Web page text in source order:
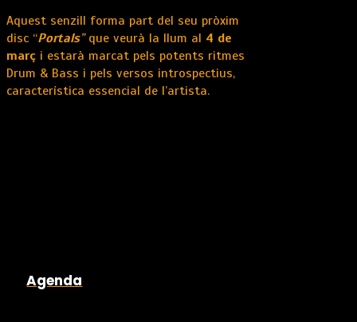
Aquest senzill forma part del seu pròxim
disc “Portals”que veurà la llum al 4 de
març i estarà marcat pels potents ritmes
Drum & Bass i pels versos introspectius,
característica essencial de l’artista.
Agenda